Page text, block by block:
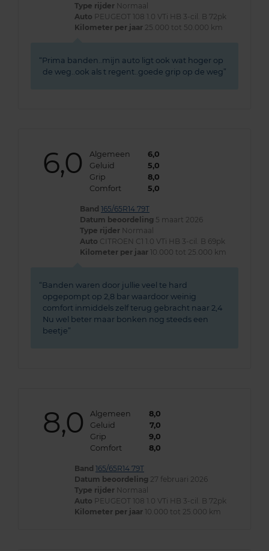
Type rijder Normaal
Auto PEUGEOT 108 1.0 VTi HB 3-cil. B 72pk
Kilometer per jaar 25.000 tot 50.000 km
Prima banden..mijn auto ligt ook wat hoger op
de weg..ook als t regent..goede grip op de weg
6,0 Algemeen
6,0
Geluid
5,0
Grip
8,0
Comfort
5,0
Band 165/65R14 79T
Datum beoordeling 5 maart 2026
Type rijder Normaal
Auto CITROEN C1 1.0 VTi HB 3-cil. B 69pk
Kilometer per jaar 10.000 tot 25.000 km
Banden waren door jullie veel te hard
opgepompt op 2,8 bar waardoor weinig
comfort inmiddels zelf terug gebracht naar 2,4
Nu wel beter maar bonken nog steeds een
beetje
8,0 Algemeen
8,0
Geluid
7,0
Grip
9,0
Comfort
8,0
Band 165/65R14 79T
Datum beoordeling 27 februari 2026
Type rijder Normaal
Auto PEUGEOT 108 1.0 VTi HB 3-cil. B 72pk
Kilometer per jaar 10.000 tot 25.000 km